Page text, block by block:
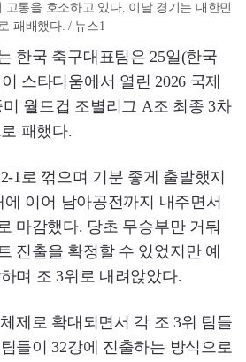
고통을 호소하고 있다. 이날 경기는 대한민
패배했다. / 뉴스1
한국 축구대표팀은 25일(한국
스타디움에서 열린 2026 국제
월드컵 조별리그 A조 최종 3차
패했다.
1로 꺾으며 기분 좋게 출발했지
에 이어 남아공전까지 내주면서
마감했다. 당초 무승부만 거둬
진출을 확정할 수 있었지만 예
며 조 3위로 내려앉았다.
제로 확대되면서 각 조 3위 팀들
들이 32강에 진출하는 방식으로